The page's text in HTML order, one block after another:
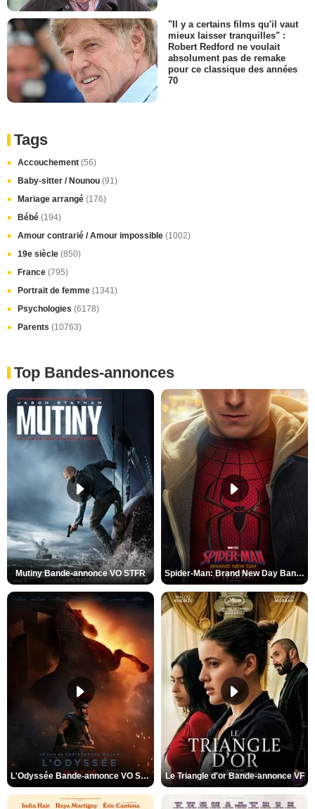
"Il y a certains films qu'il vaut
mieux laisser tranquilles" :
Robert Redford ne voulait
absolument pas de remake
pour ce classique des années
70
Tags
Accouchement (56)
Baby-sitter / Nounou (91)
Mariage arrangé (176)
Bébé (194)
Amour contrarié / Amour impossible (1002)
19e siècle (850)
France (795)
Portrait de femme (1341)
Psychologies (6178)
Parents (10763)
Top Bandes-annonces
Mutiny Bande-annonce VO STFR Spider-Man: Brand New Day Bande-annonce VO STFR
L'Odyssée Bande-annonce VO STFR Le Triangle d'or Bande-annonce VF